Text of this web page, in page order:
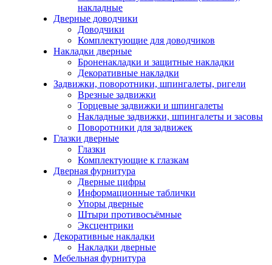
накладные
Дверные доводчики
Доводчики
Комплектующие для доводчиков
Накладки дверные
Броненакладки и защитные накладки
Декоративные накладки
Задвижки, поворотники, шпингалеты, ригели
Врезные задвижки
Торцевые задвижки и шпингалеты
Накладные задвижки, шпингалеты и засовы
Поворотники для задвижек
Глазки дверные
Глазки
Комплектующие к глазкам
Дверная фурнитура
Дверные цифры
Информационные таблички
Упоры дверные
Штыри противосъёмные
Эксцентрики
Декоративные накладки
Накладки дверные
Мебельная фурнитура